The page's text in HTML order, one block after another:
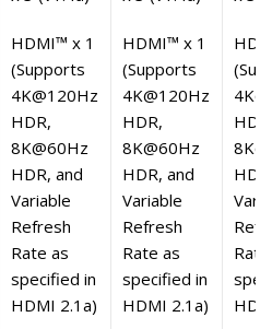
HDMI™ x 1
(Supports
4K@120Hz
HDR,
8K@60Hz
HDR, and
Variable
Refresh
Rate as
specified in
HDMI 2.1a)
HDMI™ x 1
(Supports
4K@120Hz
HDR,
8K@60Hz
HDR, and
Variable
Refresh
Rate as
specified in
HDMI 2.1a)